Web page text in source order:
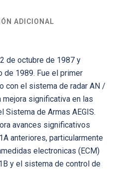
ADICIONAL
de octubre de 1987 y
1989. Fue el primer
con el sistema de radar AN /
mejora significativa en las
Sistema de Armas AEGIS.
avances significativos
anteriores, particularmente
electronicas (ECM)
y el sistema de control de